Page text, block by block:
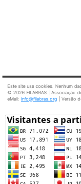
Este site usa cookies. Nenhum
© 2026 FILABRAS | Associação
eMail: info@filabras.org | Versão